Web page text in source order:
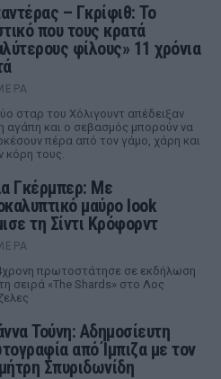
– Γκρίφιθ: Το
που τους κρατά
φίλους» 11 χρόνια
σταρ του Χόλιγουντ απέδειξαν
αγάπη και ο σεβασμός μπορούν να
πέρα από τον γάμο, χάρη και
κόρη τους.
Γκέρμπερ: Με
μαύρο look
τη Σίντι Κρόφορντ
πρωτοστάτησε σε εκδήλωση
σειρά «The Shards» στο Λος
Τούνη: Αδημοσίευτη
από Ίμπιζα με τον
Σπυριδωνίδη